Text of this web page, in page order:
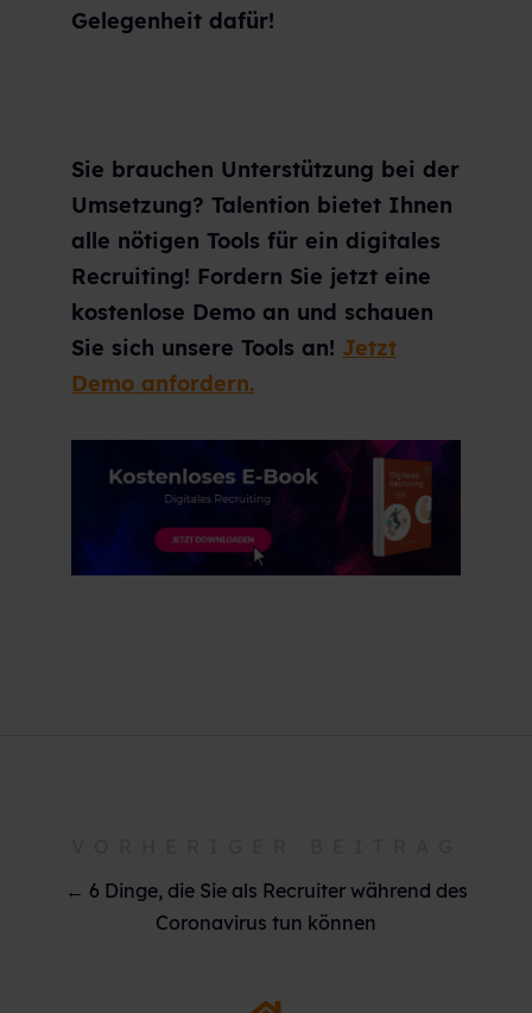
Gelegenheit dafür!
Sie brauchen Unterstützung bei der
Umsetzung? Talention bietet Ihnen
alle nötigen Tools für ein digitales
Recruiting! Fordern Sie jetzt eine
kostenlose Demo an und schauen
Sie sich unsere Tools an! Jetzt
Demo anfordern.
← 6 Dinge, die Sie als Recruiter während des
Coronavirus tun können